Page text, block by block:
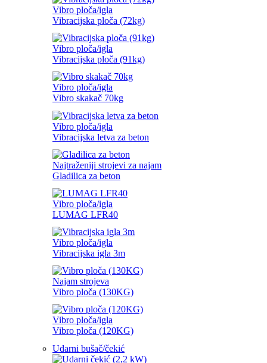
Vibro ploča/igla
Vibracijska ploča (72kg)
Vibro ploča/igla
Vibracijska ploča (91kg)
Vibro ploča/igla
Vibro skakač 70kg
Vibro ploča/igla
Vibracijska letva za beton
Najtraženiji strojevi za najam
Gladilica za beton
Vibro ploča/igla
LUMAG LFR40
Vibro ploča/igla
Vibracijska igla 3m
Najam strojeva
Vibro ploča (130KG)
Vibro ploča/igla
Vibro ploča (120KG)
Udarni bušač/čekić